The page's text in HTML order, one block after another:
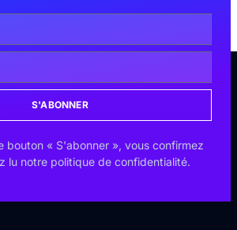
S'ABONNER
bouton « S'abonner », vous confirmez
lu notre politique de confidentialité.